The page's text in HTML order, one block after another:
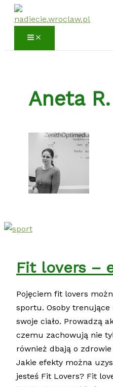
Przejdź
Aneta R.
Fit lovers –
Pojęciem fit lovers
sportu. Osoby trenujące
swoje ciało. Prowadzą
czemu zachowują nie
również dbają o
Jakie efekty można
jesteś Fit Lovers? Fit